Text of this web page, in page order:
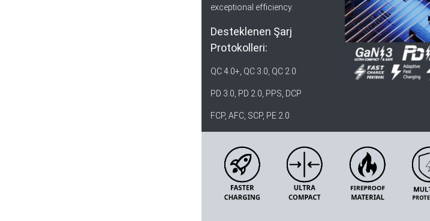
exceptional efficiency.
Desteklenen Şarj
Protokolleri:
QC 4.0+, QC 3.0, QC 2.0
PD 3.0, PD 2.0, PPS, DCP
FCP, AFC, SCP, PE 2.0